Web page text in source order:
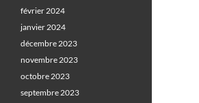
février 2024
janvier 2024
décembre 2023
novembre 2023
octobre 2023
septembre 2023